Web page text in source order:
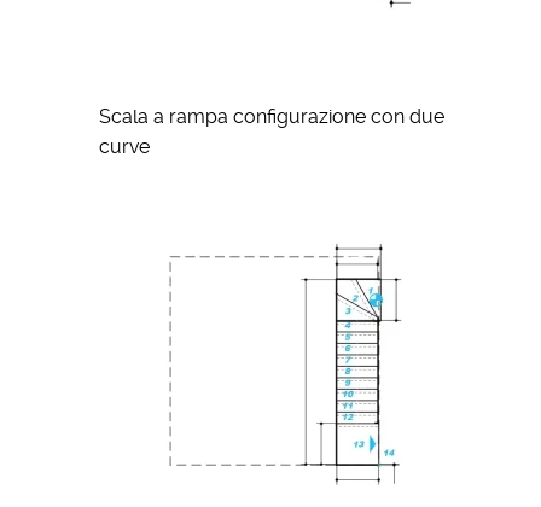
Scala a rampa configurazione con due
curve